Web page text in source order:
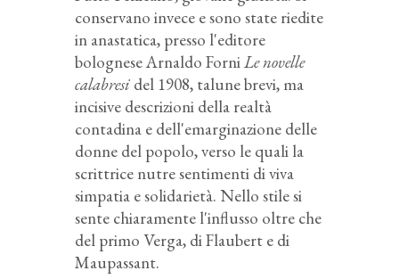
conservano invece e sono state riedite
in anastatica, presso l'editore
bolognese Arnaldo ForniLe novelle
calabresi del 1908, talune brevi, ma
incisive descrizioni della realtà
contadina e dell'emarginazione delle
donne del popolo, verso le quali la
scrittrice nutre sentimenti di viva
simpatia e solidarietà. Nello stile si
sente chiaramente l'influsso oltre che
del primo Verga, di Flaubert e di
Maupassant.